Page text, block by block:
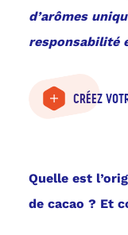
d’arômes
responsabilité
CRÉEZ
Quelle est
de cacao ? Et